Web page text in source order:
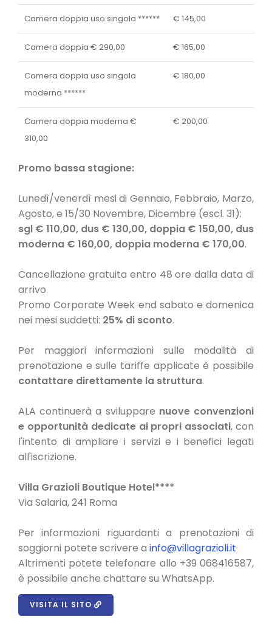
Camera doppia uso singola ****** € 145,00
Camera doppia € 290,00 € 165,00
Camera doppia uso singola
moderna ******
€ 180,00
Camera doppia moderna €
310,00
€ 200,00
Promo bassa stagione:
Lunedì/venerdì mesi di Gennaio, Febbraio, Marzo,
Agosto, e 15/30 Novembre, Dicembre (escl. 31):
sgl € 110,00, dus € 130,00, doppia € 150,00, dus
moderna € 160,00, doppia moderna € 170,00.
Cancellazione gratuita entro 48 ore dalla data di
arrivo.
Promo Corporate Week end sabato e domenica
nei mesi suddetti: 25% di sconto.
Per maggiori informazioni sulle modalità di
prenotazione e sulle tariffe applicate è possibile
contattare direttamente la struttura.
ALA continuerà a sviluppare nuove convenzioni
e opportunità dedicate ai propri associati, con
l'intento di ampliare i servizi e i benefici legati
all'iscrizione.
Villa Grazioli Boutique Hotel****
Via Salaria, 241 Roma
Per informazioni riguardanti a prenotazioni di
soggiorni potete scrivere a info@villagrazioli.it
Altrimenti potete telefonare allo +39 068416587,
è possibile anche chattare su WhatsApp.
VISITA IL SITO